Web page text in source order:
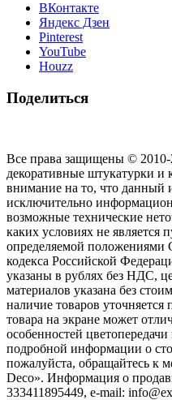
ВКонтакте
Яндекс Дзен
Pinterest
YouTube
Houzz
Поделиться
Все права защищены © 2010-
декоративные штукатурки
внимание на то, что данный
исключительно
возможные технические
каких условиях не является
определяемой положениями
кодекса Российской
указаны в рублях без НДС,
материалов указана без
наличие товаров
товара на экране может
особенностей
подробной информации о
пожалуйста, обращайтесь к
Deco». Информация о
333411895449, e-mail: